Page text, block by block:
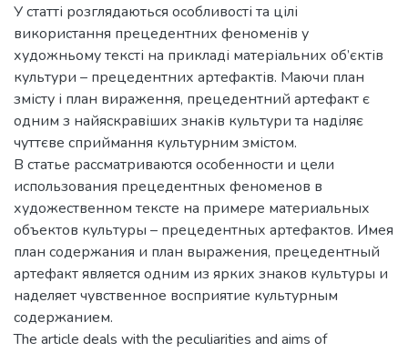
У статті розглядаються особливості та цілі
використання прецедентних феноменів у
художньому тексті на прикладі матеріальних об’єктів
культури – прецедентних артефактів. Маючи план
змісту і план вираження, прецедентний артефакт є
одним з найяскравіших знаків культури та наділяє
чуттєве сприймання культурним змістом.
В статье рассматриваются особенности и цели
использования прецедентных феноменов в
художественном тексте на примере материальных
объектов культуры – прецедентных артефактов. Имея
план содержания и план выражения, прецедентный
артефакт является одним из ярких знаков культуры и
наделяет чувственное восприятие культурным
содержанием.
The article deals with the peculiarities and aims of